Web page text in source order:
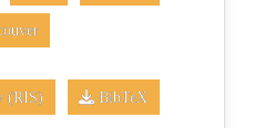
(RIS) BibTeX